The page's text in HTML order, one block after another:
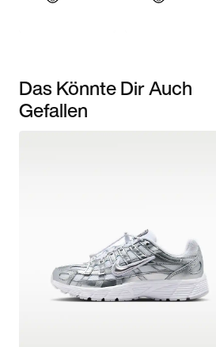
Das Könnte Dir Auch
Gefallen